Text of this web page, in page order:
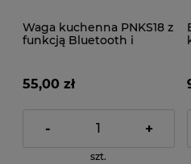
Waga kuchenna PNKS18 z
funkcją Bluetooth i
55,00 zł
- +
szt.